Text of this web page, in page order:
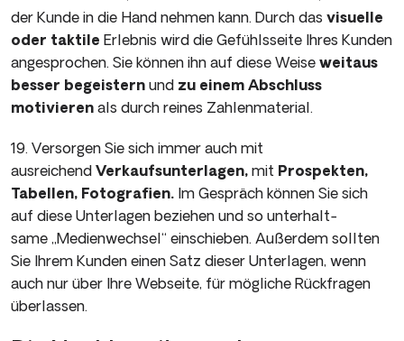
der Kunde in die Hand nehmen kann. Durch das visuelle
oder taktile Erlebnis wird die Gefühlsseite Ihres Kunden
angesprochen. Sie können ihn auf diese Weise weitaus
besser begeistern und zu einem Abschluss
motivieren als durch reines Zahlenmaterial.
19. Versorgen Sie sich immer auch mit
ausreichend Verkaufs­unterlagen, mit Prospekten,
Tabellen, Fotografien. Im Gespräch können Sie sich
auf diese Unterlagen beziehen und so unterhalt­
same „Medienwechsel“ einschieben. Außerdem sollten
Sie Ih­rem Kunden einen Satz dieser Unterlagen, wenn
auch nur über Ihre Webseite, für mögliche Rückfragen
überlassen.